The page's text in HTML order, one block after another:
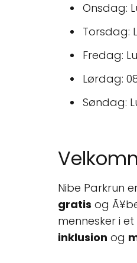
Onsdag:
Torsdag:
Fredag:
Lørdag:
Søndag:
Nibe Parkrun
gratis og
mennesker i
inklusion og